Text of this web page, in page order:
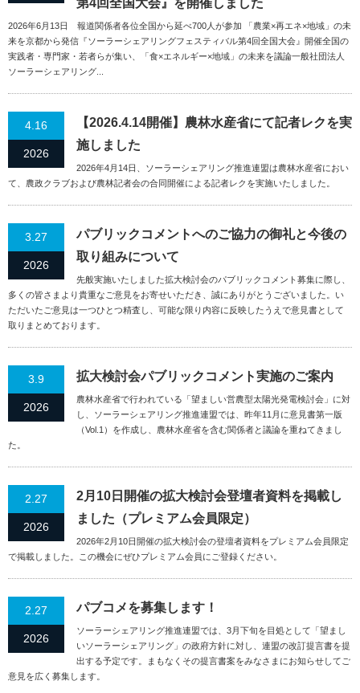
第4回全国大会』を開催しました
2026年6月13日 報道関係者各位全国から延べ700人が参加 「農業×再エネ×地域」の未
来を京都から発信『ソーラーシェアリングフェスティバル第4回全国大会』開催全国の
実践者・専門家・若者らが集い、「食×エネルギー×地域」の未来を議論一般社団法人
ソーラーシェアリング...
4.16
2026
【2026.4.14開催】農林水産省にて記者レクを実
施しました
2026年4月14日、ソーラーシェアリング推進連盟は農林水産省におい
て、農政クラブおよび農林記者会の合同開催による記者レクを実施いたしました。
3.27
2026
パブリックコメントへのご協力の御礼と今後の
取り組みについて
先般実施いたしました拡大検討会のパブリックコメント募集に際し、
多くの皆さまより貴重なご意見をお寄せいただき、誠にありがとうございました。い
ただいたご意見は一つひとつ精査し、可能な限り内容に反映したうえで意見書として
取りまとめております。
3.9
2026
拡大検討会パブリックコメント実施のご案内
農林水産省で行われている「望ましい営農型太陽光発電検討会」に対
し、ソーラーシェアリング推進連盟では、昨年11月に意見書第一版
（Vol.1）を作成し、農林水産省を含む関係者と議論を重ねてきまし
た。
2.27
2026
2月10日開催の拡大検討会登壇者資料を掲載し
ました（プレミアム会員限定）
2026年2月10日開催の拡大検討会の登壇者資料をプレミアム会員限定
で掲載しました。この機会にぜひプレミアム会員にご登録ください。
2.27
2026
パブコメを募集します！
ソーラーシェアリング推進連盟では、3月下旬を目処として「望まし
いソーラーシェアリング」の政府方針に対し、連盟の改訂提言書を提
出する予定です。まもなくその提言書案をみなさまにお知らせしてご
意見を広く募集します。